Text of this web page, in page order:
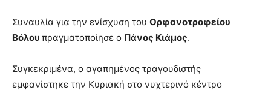
Συναυλία για την ενίσχυση του Ορφανοτροφείου
Βόλου πραγματοποίησε ο Πάνος Κιάμος.
Συγκεκριμένα, ο αγαπημένος τραγουδιστής
εμφανίστηκε την Κυριακή στο νυχτερινό κέντρο